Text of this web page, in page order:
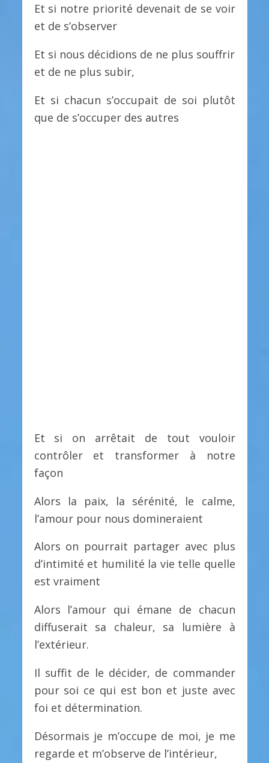
Et si notre priorité devenait de se voir
et de s’observer
Et si nous décidions de ne plus souffrir
et de ne plus subir,
Et si chacun s’occupait de soi plutôt
que de s’occuper des autres
Et si on arrêtait de tout vouloir
contrôler et transformer à notre
façon
Alors la paix, la sérénité, le calme,
l’amour pour nous domineraient
Alors on pourrait partager avec plus
d’intimité et humilité la vie telle quelle
est vraiment
Alors l’amour qui émane de chacun
diffuserait sa chaleur, sa lumière à
l’extérieur.
Il suffit de le décider, de commander
pour soi ce qui est bon et juste avec
foi et détermination.
Désormais je m’occupe de moi, je me
regarde et m’observe de l’intérieur,